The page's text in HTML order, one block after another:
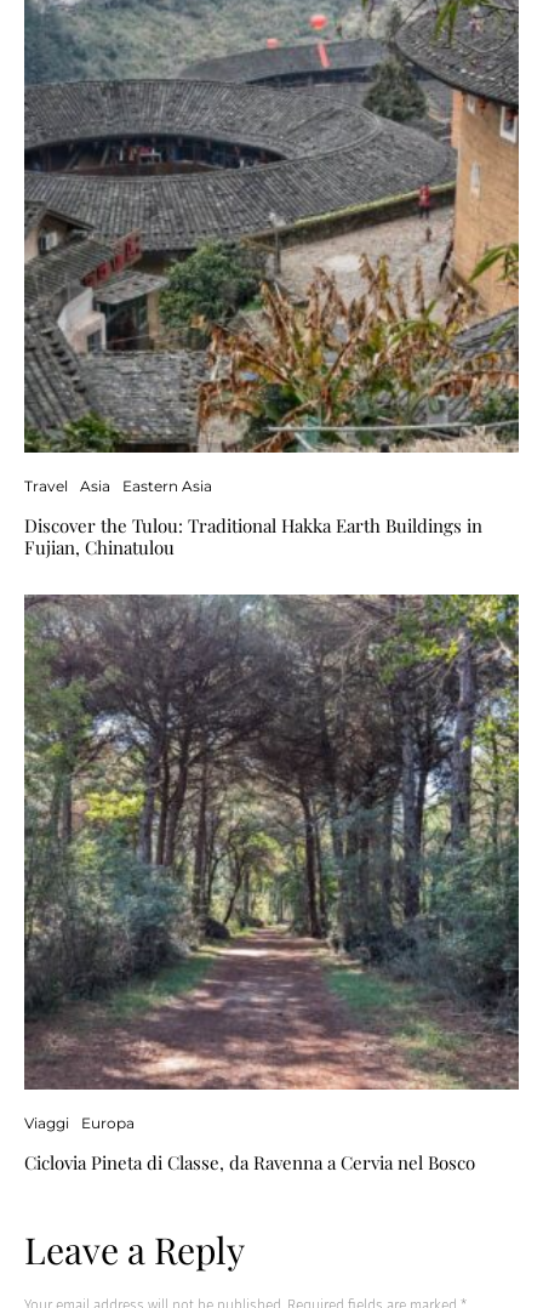
Travel Asia Eastern Asia
Discover the Tulou: Traditional Hakka Earth Buildings in
Fujian, Chinatulou
Viaggi Europa
Ciclovia Pineta di Classe, da Ravenna a Cervia nel Bosco
Leave a Reply